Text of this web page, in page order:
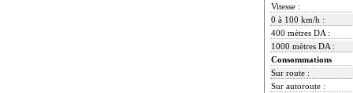
Vitesse :
0 à 100 km/h :
400 mètres DA :
1000 mètres DA :
Consommations
Sur route :
Sur autoroute :